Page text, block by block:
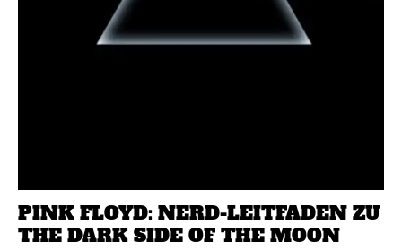
PINK FLOYD: NERD-LEITFADEN ZU
THE DARK SIDE OF THE MOON